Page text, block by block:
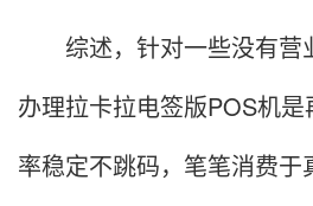
综述，针对一些没有营
办理拉卡拉电签版POS机
率稳定不跳码，笔笔消费于